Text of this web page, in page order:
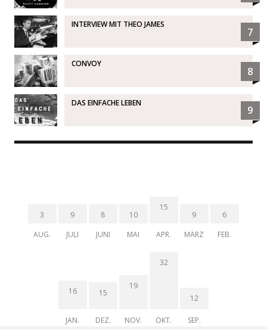
INTERVIEW MIT THEO JAMES
7
CONVOY
8
DAS EINFACHE LEBEN
9
3
AUG.
9
JULI
8
JUNI
10
MAI
15
APR.
9
MÄRZ
6
FEB.
16
JAN.
15
DEZ.
19
NOV.
32
OKT.
12
SEP.